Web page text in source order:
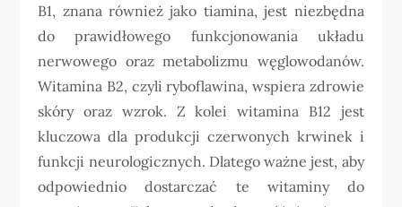
B1, znana również jako tiamina, jest niezbędna
do prawidłowego funkcjonowania układu
nerwowego oraz metabolizmu węglowodanów.
Witamina B2, czyli ryboflawina, wspiera zdrowie
skóry oraz wzrok. Z kolei witamina B12 jest
kluczowa dla produkcji czerwonych krwinek i
funkcji neurologicznych. Dlatego ważne jest, aby
odpowiednio dostarczać te witaminy do